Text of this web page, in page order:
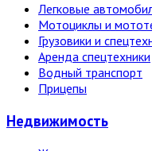
Легковые
Мотоциклы и
Грузовики и
Аренда спецтехники
Водный транспорт
Прицепы
Недвижи­мость